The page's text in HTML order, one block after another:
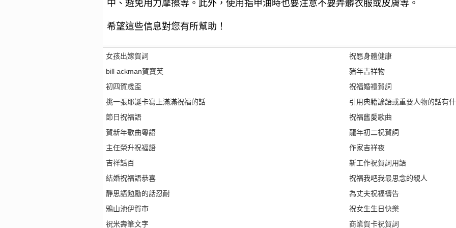
中、避免用力摩擦等。此外，使用指甲油時也要注意不要弄髒衣服或皮膚等。
希望這些信息對您有所幫助！
女孩出嫁賀詞
bill ackman賀寶芙
初四賀歲盃
挑一張耶誕卡寫上滿滿祝福的話
節日祝福語
賀新年歌曲粵語
主任榮升祝福語
吉祥話百
結婚祝福語恭喜
靜思語勉勵的話忍耐
鴉山池伊賀市
祝米壽筆文字
祝愿身體健康
豬年吉祥物
祝福婚禮賀詞
引用典籍諺語或重要人物的話有
祝福舊愛歌曲
龍年初二祝賀詞
作家吉祥夜
新工作祝賀詞用語
祝福我吧我最思念的親人
為丈夫祝福禱告
祝女生生日快樂
商業賀卡祝賀詞